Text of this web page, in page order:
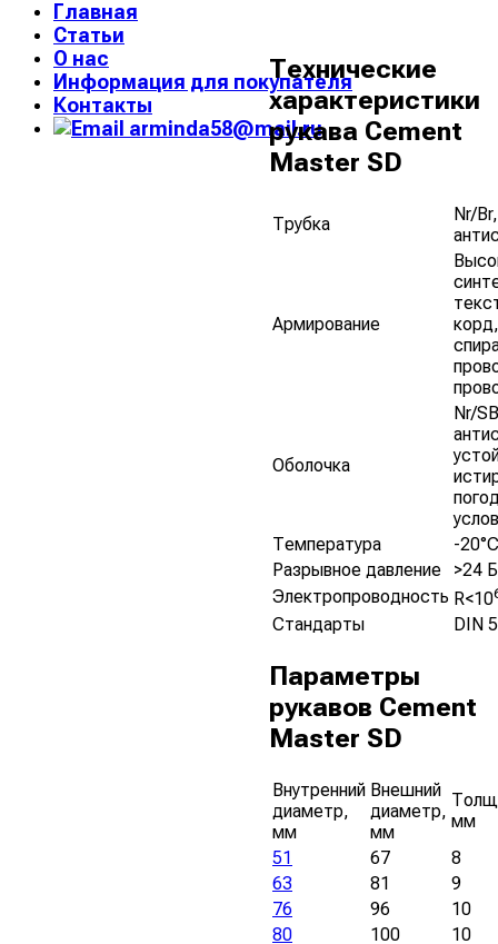
Главная
Статьи
О нас
Информация для покупателя
Контакты
arminda58@mail.ru
Технические
характеристики
рукава Cement
Master SD
Трубка
Nr/
Армирование
Оболочка
Nr/
Температура
-
Разрывное давление
>24
Электропроводность R<10
Стандарты DIN
Параметры
рукавов Cement
Master SD
Внутренний
диаметр,
мм
Внешний
диаметр,
мм
мм
51
67
8
63
81
9
76
96
10
80
100 10